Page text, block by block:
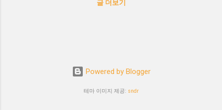
등)이 가능 장기간 사용 시 발생하는 손상에 대해 수리·보정
후, 매장에서 피팅 또는 수령 가능 AS나 리터치가 필요할 때,
가까운 매장에서 즉시 대응 가능 고객과의 장기 관계 유지 및
브랜드 충성도 상승 👉 가발을 '단순 쇼핑'이 아닌 '전문적인
글 더보기
Powered by Blogger
테마 이미지 제공: sndr